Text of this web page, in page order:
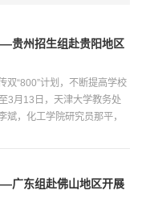
贵州招生组赴贵阳地区
双“800”计划，不断提高学校
3月13日，天津大学教务处
斌，化工学院研究员那平，
广东组赴佛山地区开展